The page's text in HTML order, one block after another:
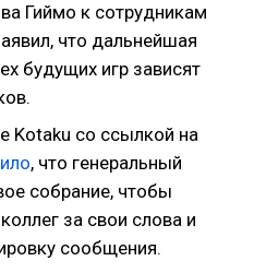
Гиймо к сотрудникам
что дальнейшая
будущих игр зависят
Kotaku со ссылкой на
, что генеральный
собрание, чтобы
за свои слова и
сообщения.